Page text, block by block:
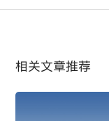
相关文章推荐